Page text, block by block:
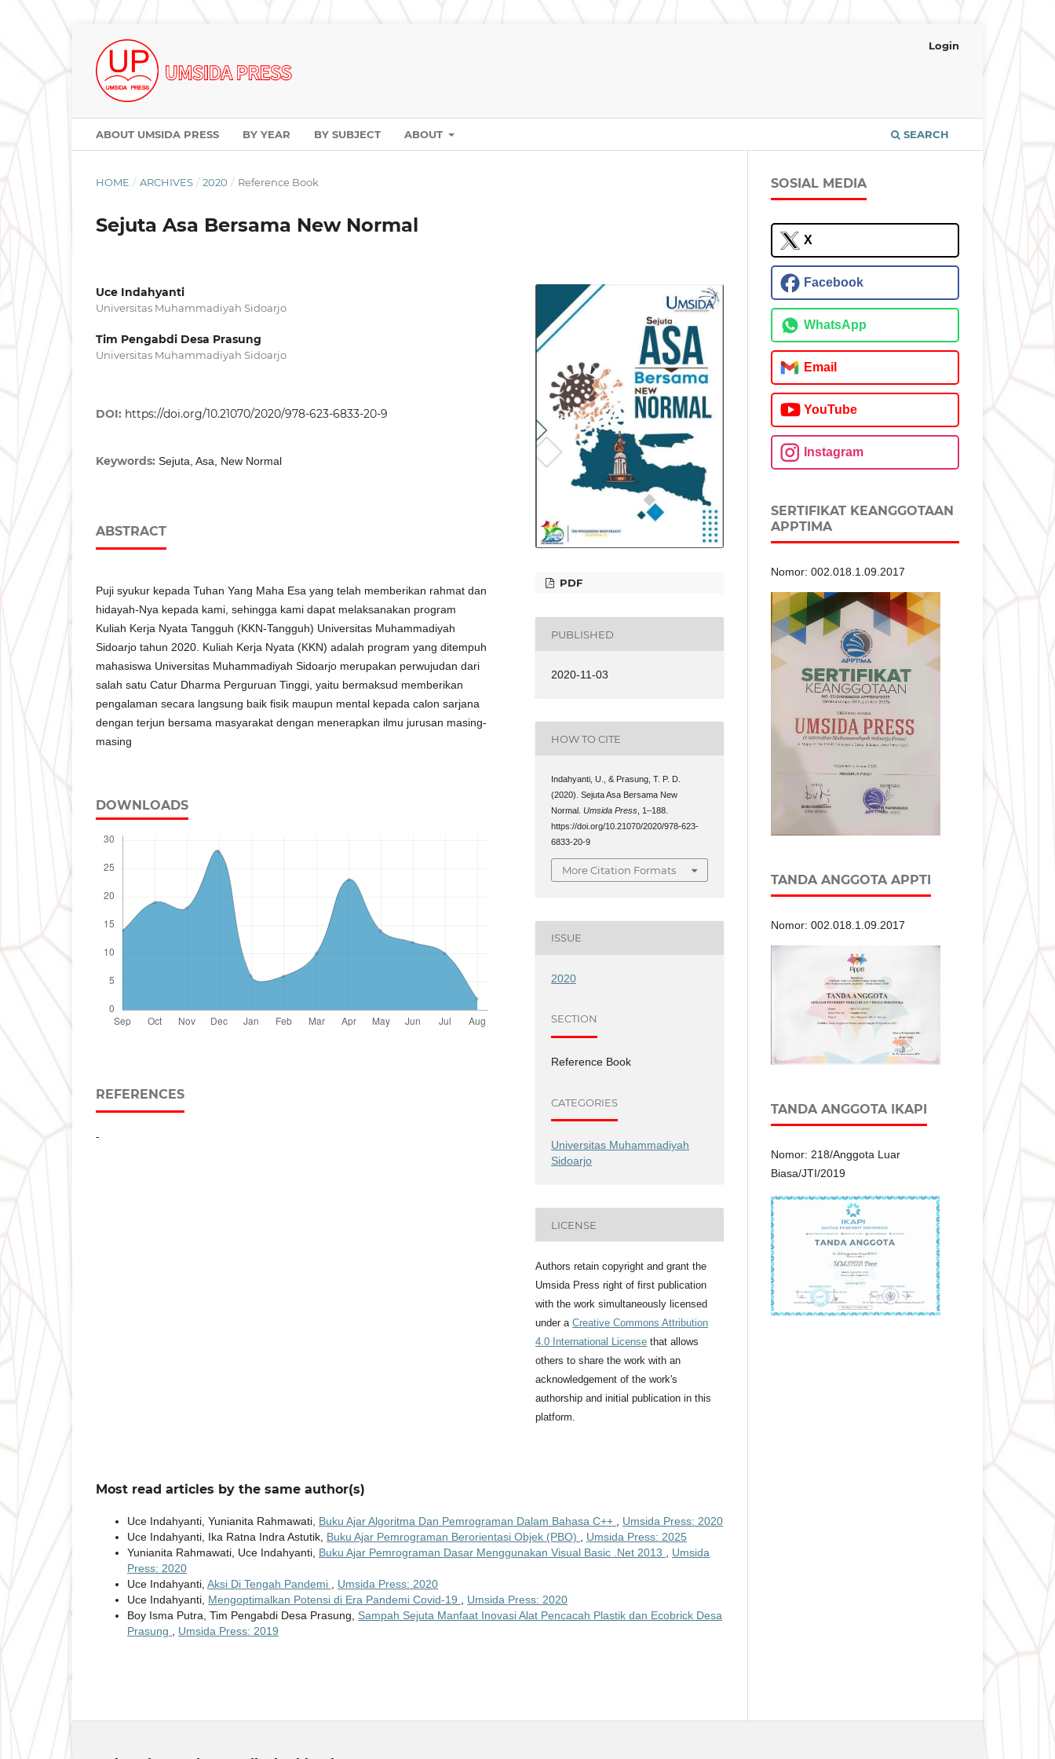
ABOUT UMSIDA PRESS BY YEAR BY SUBJECT ABOUT SEARCH
Login
HOME / ARCHIVES / 2020 / Reference Book
Sejuta Asa Bersama New Normal
Uce Indahyanti
Universitas Muhammadiyah Sidoarjo
Tim Pengabdi Desa Prasung
Universitas Muhammadiyah Sidoarjo
DOI: https://doi.org/10.21070/2020/978-623-6833-20-9
Keywords: Sejuta, Asa, New Normal
ABSTRACT
Puji syukur kepada Tuhan Yang Maha Esa yang telah memberikan rahmat dan
hidayah-Nya kepada kami, sehingga kami dapat melaksanakan program
Kuliah Kerja Nyata Tangguh (KKN-Tangguh) Universitas Muhammadiyah
Sidoarjo tahun 2020. Kuliah Kerja Nyata (KKN) adalah program yang ditempuh
mahasiswa Universitas Muhammadiyah Sidoarjo merupakan perwujudan dari
salah satu Catur Dharma Perguruan Tinggi, yaitu bermaksud memberikan
pengalaman secara langsung baik fisik maupun mental kepada calon sarjana
dengan terjun bersama masyarakat dengan menerapkan ilmu jurusan masing-
masing
DOWNLOADS
REFERENCES
-
PDF
PUBLISHED
2020-11-03
HOW TO CITE
Indahyanti, U., & Prasung, T. P. D.
(2020). Sejuta Asa Bersama New
Normal.Umsida Press, 1–188.
https://doi.org/10.21070/2020/978-623-
6833-20-9
More Citation Formats
ISSUE
2020
SECTION
Reference Book
CATEGORIES
Universitas Muhammadiyah
Sidoarjo
LICENSE
Authors retain copyright and grant the
Umsida Press right of first publication
with the work simultaneously licensed
under a Creative Commons Attribution
4.0 International License that allows
others to share the work with an
acknowledgement of the work's
authorship and initial publication in this
platform.
Most read articles by the same author(s)
Uce Indahyanti, Yunianita Rahmawati, Buku Ajar Algoritma Dan Pemrograman Dalam Bahasa C++
Umsida Press: 2020
Uce Indahyanti, Ika Ratna Indra Astutik, Buku Ajar Pemrograman Berorientasi Objek (PBO)
Umsida Press: 2025
Yunianita Rahmawati, Uce Indahyanti, Buku Ajar Pemrograman Dasar Menggunakan Visual Basic .Net 2013
Umsida
Press: 2020
Uce Indahyanti, Aksi Di Tengah Pandemi
Umsida Press: 2020
Uce Indahyanti, Mengoptimalkan Potensi di Era Pandemi Covid-19
Umsida Press: 2020
Boy Isma Putra, Tim Pengabdi Desa Prasung, Sampah Sejuta Manfaat Inovasi Alat Pencacah Plastik dan Ecobrick Desa
Prasung
Umsida Press: 2019
SOSIAL MEDIA
X
Facebook
WhatsApp
Email
YouTube
Instagram
SERTIFIKAT KEANGGOTAAN
APPTIMA
Nomor: 002.018.1.09.2017
TANDA ANGGOTA APPTI
Nomor: 002.018.1.09.2017
TANDA ANGGOTA IKAPI
Nomor: 218/Anggota Luar
Biasa/JTI/2019